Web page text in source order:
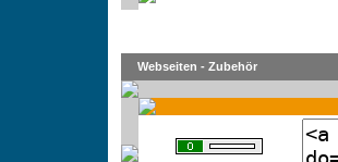
Webseiten - Zubehör